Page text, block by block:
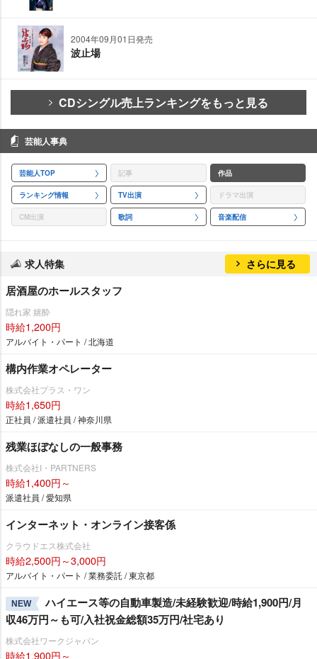
2004年09月01日発売
波止場
CDシングル売上ランキングをもっと見る
芸能人事典
芸能人TOP 記事 作品
ランキング情報 TV出演 ドラマ出演
CM出演 歌詞 音楽配信
求人特集 さらに見る
居酒屋のホールスタッフ
隠れ家 嬉酔
時給1,200円
アルバイト・パート / 北海道
構内作業オペレーター
株式会社プラス・ワン
時給1,650円
正社員 / 派遣社員 / 神奈川県
残業ほぼなしの一般事務
株式会社I・PARTNERS
時給1,400円～
派遣社員 / 愛知県
インターネット・オンライン接客係
クラウドエス株式会社
時給2,500円～3,000円
アルバイト・パート / 業務委託 / 東京都
NEW
ハイエース等の自動車製造/未経験歓迎/時給1,900円/月
収46万円～も可/入社祝金総額35万円/社宅あり
株式会社ワークジャパン
時給1,900円～